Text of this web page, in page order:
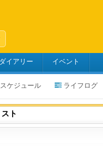
ダイアリー イベント
スケジュール ライフログ
ト